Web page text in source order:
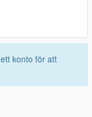
ett konto för att